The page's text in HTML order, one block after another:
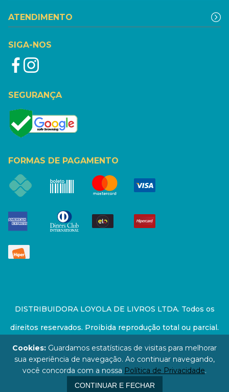
ATENDIMENTO
SIGA-NOS
SEGURANÇA
FORMAS DE PAGAMENTO
DISTRIBUIDORA LOYOLA DE LIVROS LTDA. Todos os
direitos reservados. Proibida reprodução total ou parcial.
Preços e estoque sujeito a alterações sem aviso prévio.
67.946.814/0001-94 - LOJA - Rua Senador Feijó - São
Paulo / SP - CEP: 01006-000
Cookies: Guardamos estatísticas de visitas para melhorar
sua experiência de navegação. Ao continuar navegando,
você concorda com a nossa Política de Privacidade.
CONTINUAR E FECHAR